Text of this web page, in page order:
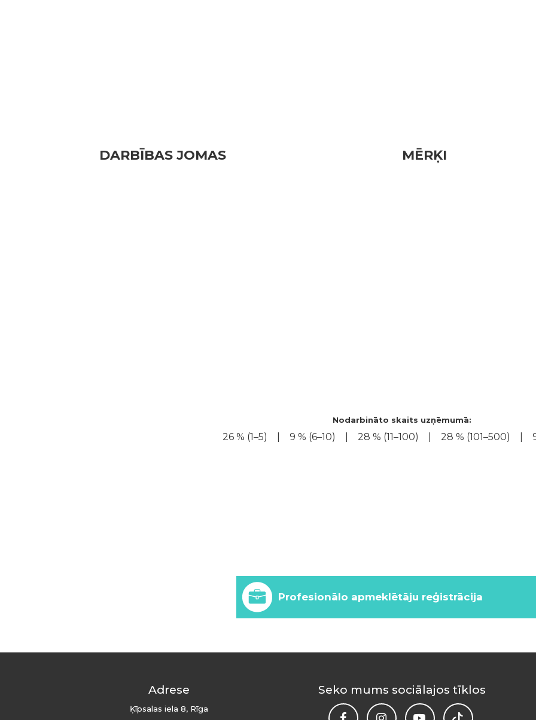
DARBĪBAS JOMAS MĒRĶI
Nodarbināto skaits uzņēmumā:
26 % (1–5) 9 % (6–10) 28 % (11–100) 28 % (101–500)
Profesionālo apmeklētāju reģistrācija
Adrese
Ķīpsalas iela 8, Rīga
Seko mums sociālajos tīklos